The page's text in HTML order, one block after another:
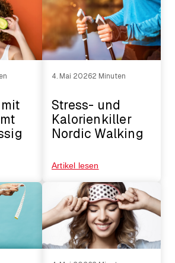
4. Mai 20262 Minuten
Stress- und
Kalorienkiller
Nordic Walking
Artikel lesen